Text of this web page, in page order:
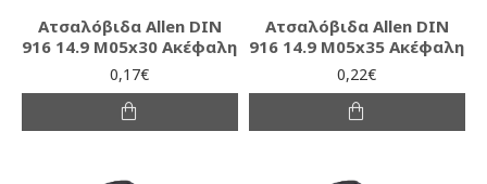
Ατσαλόβιδα Allen DIN
916 14.9 M05x30 Ακέφαλη
0,17€
Ατσαλόβιδα Allen DIN
916 14.9 M05x35 Ακέφαλη
0,22€